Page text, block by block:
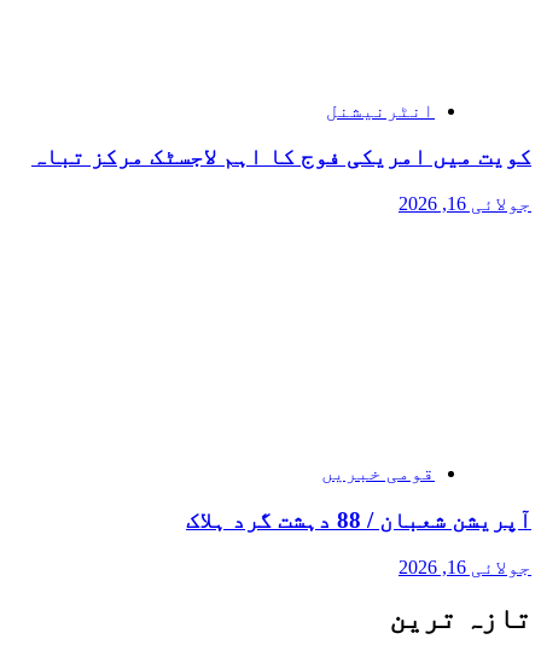
انٹرنیشنل
کویت میں امریکی فوج کا اہم لاجسٹک مرکز تباہ
جولائی 16, 2026
قومی خبریں
آپریشن شعبان / 88 دہشت گرد ہلاک
جولائی 16, 2026
تازہ ترین